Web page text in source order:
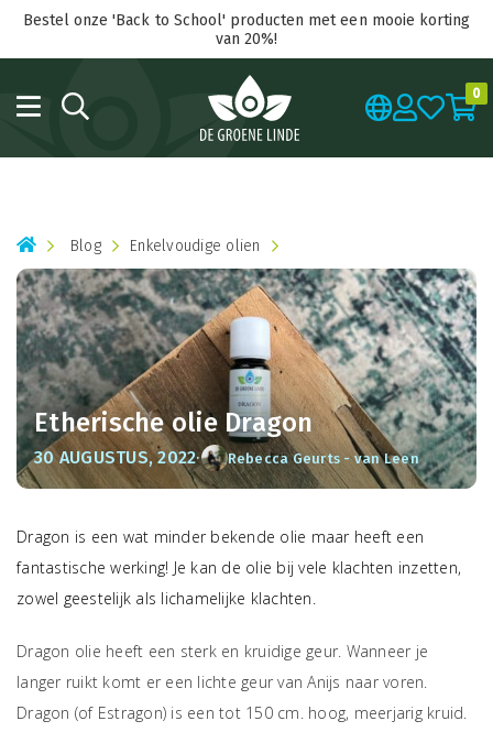
Bestel onze 'Back to School' producten met een mooie korting
van 20%!
0
Blog Enkelvoudige olien
Etherische olie Dragon
30 AUGUSTUS, 2022· Rebecca Geurts - van Leen
Dragon is een wat minder bekende olie maar heeft een
fantastische werking! Je kan de olie bij vele klachten inzetten,
zowel geestelijk als lichamelijke klachten.
Dragon olie heeft een sterk en kruidige geur. Wanneer je
langer ruikt komt er een lichte geur van Anijs naar voren.
Dragon (of Estragon) is een tot 150 cm. hoog, meerjarig kruid.